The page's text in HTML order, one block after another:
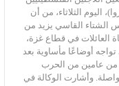
اليوم الثلاثاء، من أن
القاسي يزيد من
العائلات في قطاع غزة،
تواجه أوضاعًا مأساوية بعد
من عامين من الحرب
وأشارت الوكالة في